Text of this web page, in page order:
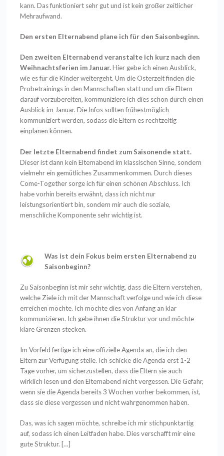
kann. Das funktioniert sehr gut und ist kein großer zeitlicher
Mehraufwand.
Den ersten Elternabend plane ich für den Saisonbeginn.
Den zweiten Elternabend veranstalte ich kurz nach den
Weihnachtsferien im Januar.Hier gebe ich einen Ausblick,
wie es für die Kinder weitergeht. Um die Osterzeit finden die
Probetrainings in den Mannschaften statt und um die Eltern
darauf vorzubereiten, kommuniziere ich dies schon durch einen
Ausblick im Januar. Die Infos sollten frühestmöglich
kommuniziert werden, sodass die Eltern es rechtzeitig
einplanen können.
Der letzte Elternabend findet zum Saisonende statt.
Dieser ist dann kein Elternabend im klassischen Sinne, sondern
vielmehr ein gemütliches Zusammenkommen. Durch dieses
Come-Together sorge ich für einen schönen Abschluss. Ich
habe vorhin bereits erwähnt, dass ich nicht nur
leistungsorientiert bin, sondern mir auch die soziale,
menschliche Komponente sehr wichtig ist.
Was ist dein Fokus beim ersten Elternabend zu
Saisonbeginn?
Zu Saisonbeginn ist mir sehr wichtig, dass die Eltern verstehen,
welche Ziele ich mit der Mannschaft verfolge und wie ich diese
erreichen möchte. Ich möchte dies von Anfang an klar
kommunizieren. Ich gebe ihnen die Struktur vor und möchte
klare Grenzen stecken.
Im Vorfeld fertige ich eine offizielle Agenda an, die ich den
Eltern zur Verfügung stelle. Ich schicke die Agenda erst 1-2
Tage vorher, um sicherzustellen, dass die Eltern sie auch
wirklich lesen und den Elternabend nicht vergessen. Die Gefahr,
wenn sie die Agenda bereits 3 Wochen vorher bekommen, ist,
dass sie diese vergessen und nicht wahrgenommen haben.
Das, was ich sagen möchte, schreibe ich mir stichpunktartig
auf, sodass ich einen Leitfaden habe. Dies verschafft mir eine
gute Struktur. […]